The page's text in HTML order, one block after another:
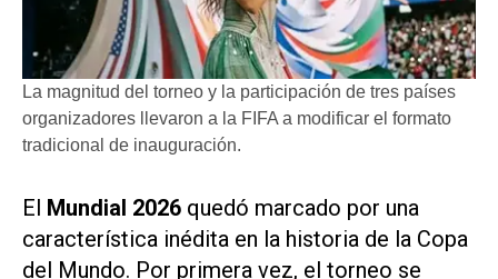
La magnitud del torneo y la participación de tres países
organizadores llevaron a la FIFA a modificar el formato
tradicional de inauguración.
El Mundial 2026 quedó marcado por una
característica inédita en la historia de la Copa
del Mundo. Por primera vez, el torneo se